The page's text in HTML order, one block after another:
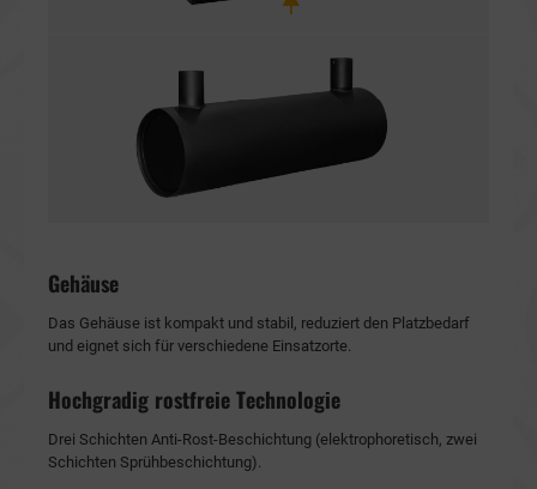
Gehäuse
Das Gehäuse ist kompakt und stabil, reduziert den Platzbedarf
und eignet sich für verschiedene Einsatzorte.
Hochgradig rostfreie Technologie
Drei Schichten Anti-Rost-Beschichtung (elektrophoretisch, zwei
Schichten Sprühbeschichtung).